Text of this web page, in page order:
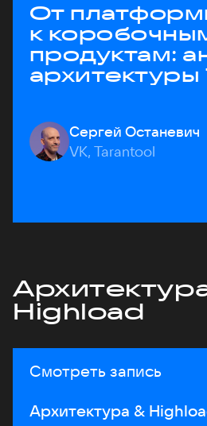
От
к
продуктам:
архитектуры
Сергей Останевич
VK, Tarantool
Highload
Смотреть запись
Архитектура &